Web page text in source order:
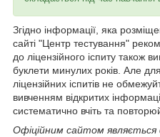
Згідно інформації, яка
сайті "Центр тестування"
до ліцензійного іспиту також
буклети минулих років. Але
ліцензійних іспитів не
вивченням відкритих
систематично вчіть та
Офіційним сайтом